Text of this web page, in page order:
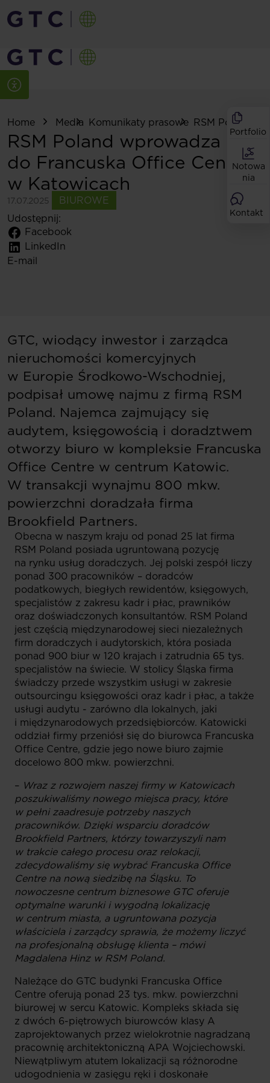
Portfolio
Notowa
nia
Kontakt
Home Media Komunikaty prasowe RSM Poland
RSM Poland wprowadza się
do Francuska Office Centre
w Katowicach
17.07.2025
BIUROWE
Udostępnij:
Facebook
LinkedIn
E-mail
GTC, wiodący inwestor i zarządca
nieruchomości komercyjnych
w Europie Środkowo-Wschodniej,
podpisał umowę najmu z firmą RSM
Poland. Najemca zajmujący się
audytem, księgowością i doradztwem
otworzy biuro w kompleksie Francuska
Office Centre w centrum Katowic.
W transakcji wynajmu 800 mkw.
powierzchni doradzała firma
Brookfield Partners.
Obecna w naszym kraju od ponad 25 lat firma
RSM Poland posiada ugruntowaną pozycję
na rynku usług doradczych. Jej polski zespół liczy
ponad 300 pracowników – doradców
podatkowych, biegłych rewidentów, księgowych,
specjalistów z zakresu kadr i płac, prawników
oraz doświadczonych konsultantów. RSM Poland
jest częścią międzynarodowej sieci niezależnych
firm doradczych i audytorskich, która posiada
ponad 900 biur w 120 krajach i zatrudnia 65 tys.
specjalistów na świecie. W stolicy Śląska firma
świadczy przede wszystkim usługi w zakresie
outsourcingu księgowości oraz kadr i płac, a także
usługi audytu - zarówno dla lokalnych, jaki
i międzynarodowych przedsiębiorców. Katowicki
oddział firmy przeniósł się do biurowca Francuska
Office Centre, gdzie jego nowe biuro zajmie
docelowo 800 mkw. powierzchni.
– Wraz z rozwojem naszej firmy w Katowicach
poszukiwaliśmy nowego miejsca pracy, które
w pełni zaadresuje potrzeby naszych
pracowników. Dzięki wsparciu doradców
Brookfield Partners, którzy towarzyszyli nam
w trakcie całego procesu oraz relokacji,
zdecydowaliśmy się wybrać Francuska Office
Centre na nową siedzibę na Śląsku. To
nowoczesne centrum biznesowe GTC oferuje
optymalne warunki i wygodną lokalizację
w centrum miasta, a ugruntowana pozycja
właściciela i zarządcy sprawia, że możemy liczyć
na profesjonalną obsługę klienta – mówi
Magdalena Hinz w RSM Poland.
Należące do GTC budynki Francuska Office
Centre oferują ponad 23 tys. mkw. powierzchni
biurowej w sercu Katowic. Kompleks składa się
z dwóch 6-piętrowych biurowców klasy A
zaprojektowanych przez wielokrotnie nagradzaną
pracownię architektoniczną APA Wojciechowski.
Niewątpliwym atutem lokalizacji są różnorodne
udogodnienia w zasięgu ręki i doskonałe